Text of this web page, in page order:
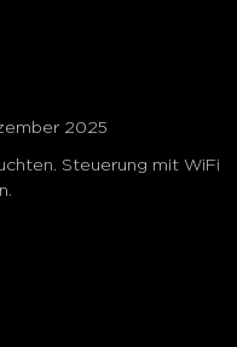
2025
Steuerung mit WiFi